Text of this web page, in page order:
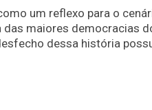
um reflexo para o
das maiores democracias
dessa história